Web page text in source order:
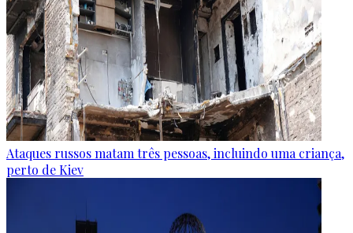
Ataques russos matam três pessoas, incluindo uma criança,
perto de Kiev